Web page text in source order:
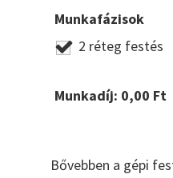
Munkafázisok
2 réteg festés
Munkadíj: 0,00 Ft
Bővebben a gépi